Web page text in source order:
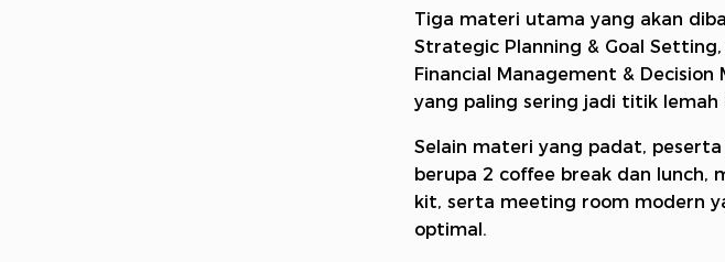
Tiga materi utama yang akan
Strategic Planning & Goal
Financial Management &
yang paling sering jadi titik lemah
Selain materi yang padat,
berupa 2 coffee break dan lunch,
kit, serta meeting room modern
optimal.